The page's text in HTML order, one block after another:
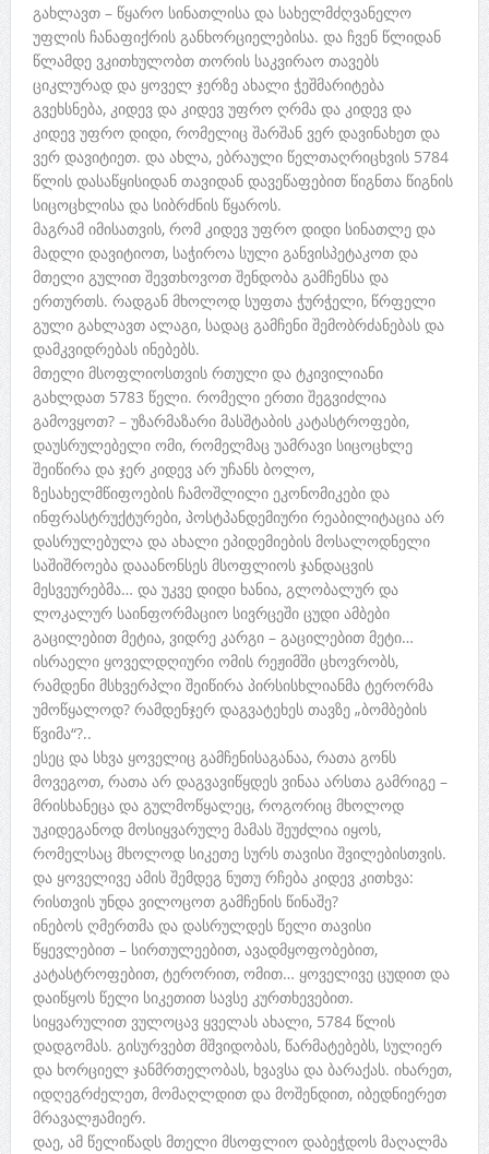
გახლავთ – წყარო სინათლისა და სახელმძღვანელო
უფლის ჩანაფიქრის განხორციელებისა. და ჩვენ წლიდან
წლამდე ვკითხულობთ თორის საკვირაო თავებს
ციკლურად და ყოველ ჯერზე ახალი ჭეშმარიტება
გვეხსნება, კიდევ და კიდევ უფრო ღრმა და კიდევ და
კიდევ უფრო დიდი, რომელიც შარშან ვერ დავინახეთ და
ვერ დავიტიეთ. და ახლა, ებრაული წელთაღრიცხვის 5784
წლის დასაწყისიდან თავიდან დავეწაფებით წიგნთა წიგნის
სიცოცხლისა და სიბრძნის წყაროს.
მაგრამ იმისათვის, რომ კიდევ უფრო დიდი სინათლე და
მადლი დავიტიოთ, საჭიროა სული განვისპეტაკოთ და
მთელი გულით შევთხოვოთ შენდობა გამჩენსა და
ერთურთს. რადგან მხოლოდ სუფთა ჭურჭელი, წრფელი
გული გახლავთ ალაგი, სადაც გამჩენი შემობრძანებას და
დამკვიდრებას ინებებს.
მთელი მსოფლიოსთვის რთული და ტკივილიანი
გახლდათ 5783 წელი. რომელი ერთი შეგვიძლია
გამოვყოთ? – უზარმაზარი მასშტაბის კატასტროფები,
დაუსრულებელი ომი, რომელმაც უამრავი სიცოცხლე
შეიწირა და ჯერ კიდევ არ უჩანს ბოლო,
ზესახელმწიფოების ჩამოშლილი ეკონომიკები და
ინფრასტრუქტურები, პოსტპანდემიური რეაბილიტაცია არ
დასრულებულა და ახალი ეპიდემიების მოსალოდნელი
საშიშროება დააანონსეს მსოფლიოს ჯანდაცვის
მესვეურებმა… და უკვე დიდი ხანია, გლობალურ და
ლოკალურ საინფორმაციო სივრცეში ცუდი ამბები
გაცილებით მეტია, ვიდრე კარგი – გაცილებით მეტი…
ისრაელი ყოველდღიური ომის რეჟიმში ცხოვრობს,
რამდენი მსხვერპლი შეიწირა პირსისხლიანმა ტერორმა
უმოწყალოდ? რამდენჯერ დაგვატეხეს თავზე „ბომბების
წვიმა“?..
ესეც და სხვა ყოველიც გამჩენისაგანაა, რათა გონს
მოვეგოთ, რათა არ დაგვავიწყდეს ვინაა არსთა გამრიგე –
მრისხანეცა და გულმოწყალეც, როგორიც მხოლოდ
უკიდეგანოდ მოსიყვარულე მამას შეუძლია იყოს,
რომელსაც მხოლოდ სიკეთე სურს თავისი შვილებისთვის.
და ყოველივე ამის შემდეგ ნუთუ რჩება კიდევ კითხვა:
რისთვის უნდა ვილოცოთ გამჩენის წინაშე?
ინებოს ღმერთმა და დასრულდეს წელი თავისი
წყევლებით – სირთულეებით, ავადმყოფობებით,
კატასტროფებით, ტერორით, ომით… ყოველივე ცუდით და
დაიწყოს წელი სიკეთით სავსე კურთხევებით.
სიყვარულით ვულოცავ ყველას ახალი, 5784 წლის
დადგომას. გისურვებთ მშვიდობას, წარმატებებს, სულიერ
და ხორციელ ჯანმრთელობას, ხვავსა და ბარაქას. იხარეთ,
იდღეგრძელეთ, მომაღლდით და მოშენდით, იბედნიერეთ
მრავალჟამიერ.
დაე, ამ წელიწადს მთელი მსოფლიო დაბეჭდოს მაღალმა